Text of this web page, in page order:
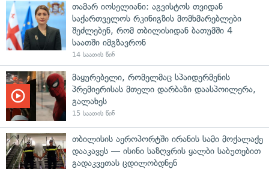
თამარ იოსელიანი: აგვისტოს თვიდან
საქართველოს რკინიგზის მომხმარებლები
შეძლებენ, რომ თბილისიდან ბათუმში 4
საათში იმგზავრონ
14 საათის წინ
მაყურებელი, რომელმაც სპაიდერმენის
პრემიერისას მთელი დარბაზი დაასპოილერა,
გალახეს
15 საათის წინ
თბილისის აეროპორტში ირანის სამი მოქალაქე
დააკავეს — ისინი საზღვრის ყალბი საბუთებით
გადაკვეთას ცდილობდნენ